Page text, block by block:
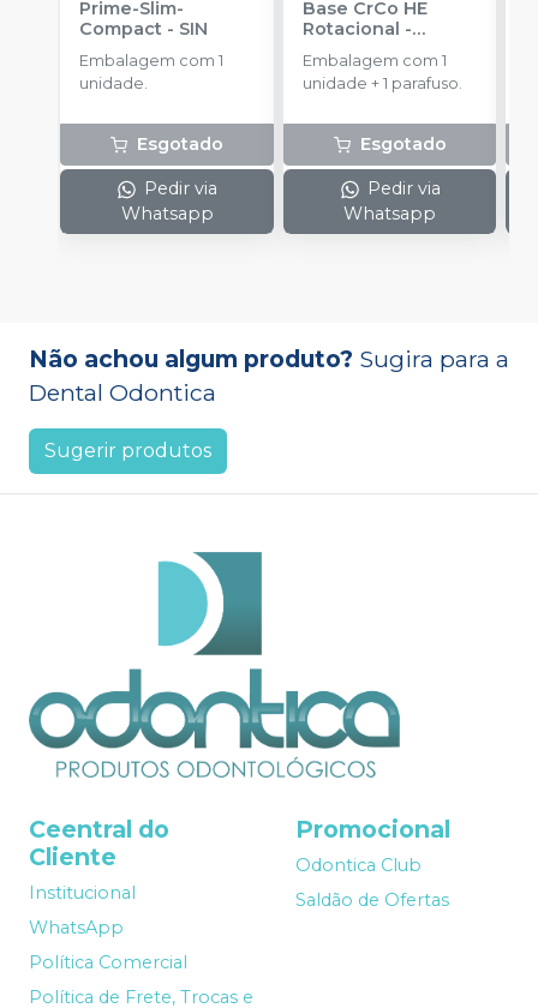
Prime-Slim-
Compact - SIN
Embalagem com 1
unidade.
Esgotado
Pedir via
Whatsapp
Base CrCo HE
Rotacional -
SINGULAR
Embalagem com 1
unidade + 1 parafuso.
Esgotado
Pedir via
Whatsapp
Não achou algum produto? Sugira para a
Dental Odontica
Sugerir produtos
Ceentral do
Cliente
Institucional
WhatsApp
Política Comercial
Política de Frete, Trocas e
Promocional
Odontica Club
Saldão de Ofertas